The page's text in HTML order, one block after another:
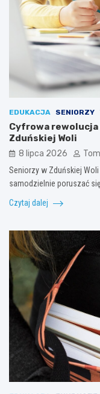
EDUKACJA SENIORZY
Cyfrowa rewolucja
Zduńskiej Woli
8 lipca 2026
Seniorzy w Zduńskiej
samodzielnie poruszać
Czytaj dalej